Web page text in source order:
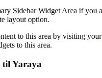
Sidebar Widget Area if you
layout option.
to this area by visiting your
to this area.
til Yaraya